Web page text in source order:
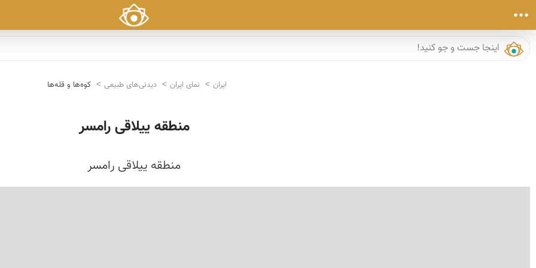
ایران نمای ایران دیدنی‌های طبیعی کوه‌ها و قله‌ها
منطقه ییلاقی رامسر
منطقه ییلاقی رامسر